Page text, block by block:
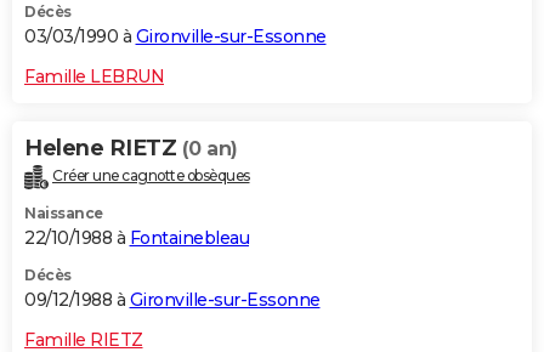
Décès
03/03/1990 à Gironville-sur-Essonne
Famille LEBRUN
Helene RIETZ (0 an)
Créer une cagnotte obsèques
Naissance
22/10/1988 à Fontainebleau
Décès
09/12/1988 à Gironville-sur-Essonne
Famille RIETZ